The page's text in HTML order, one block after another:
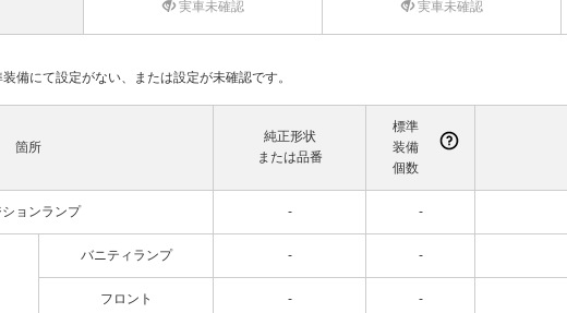
実車未確認 実車未確認
備にて設定がない、または設定が未確認です。
箇所
純正形状
または品番
標準
装備
個数
ョンランプ - -
バニティランプ - -
フロント - -